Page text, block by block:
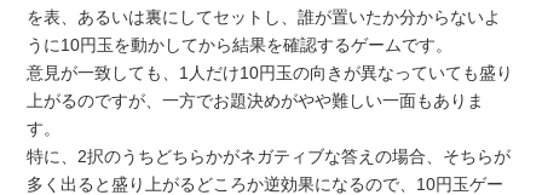
を表、あるいは裏にしてセットし、誰が置いたか分からないよ
うに10円玉を動かしてから結果を確認するゲームです。
意見が一致しても、1人だけ10円玉の向きが異なっていても盛り
上がるのですが、一方でお題決めがやや難しい一面もありま
す。
特に、2択のうちどちらかがネガティブな答えの場合、そちらが
多く出ると盛り上がるどころか逆効果になるので、10円玉ゲー